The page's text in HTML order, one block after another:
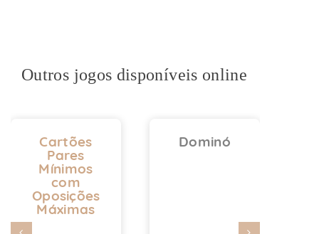
Outros jogos disponíveis online
Cartões
Pares
Mínimos
com
Oposições
Máximas
Dominó